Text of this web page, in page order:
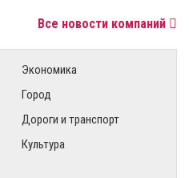
Все новости компаний
Экономика
Город
Дороги и транспорт
Культура